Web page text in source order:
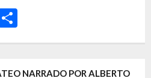
o
NARRADO POR ALBERTO